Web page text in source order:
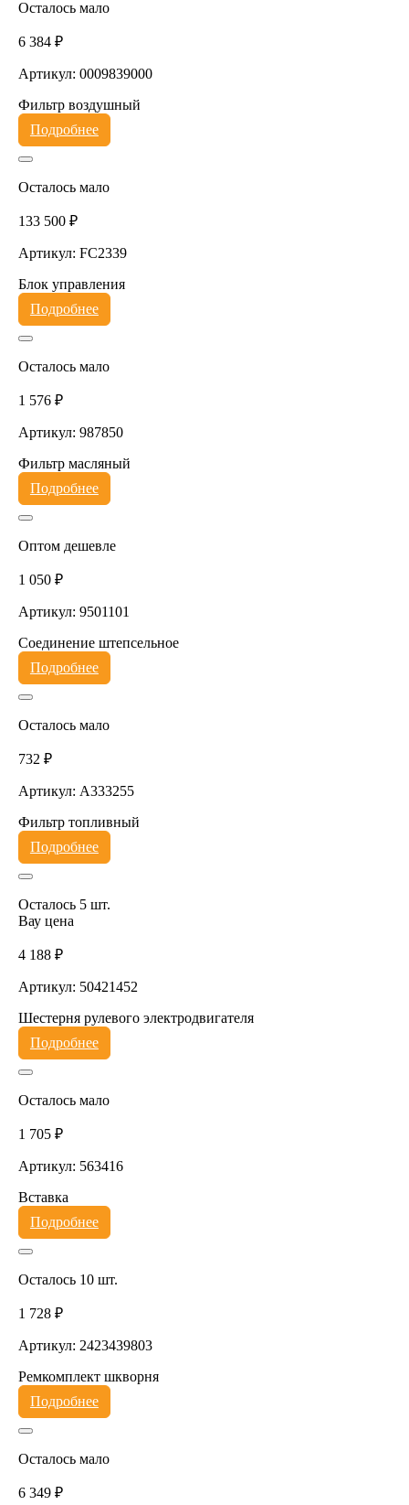
Осталось мало
6 384 ₽
Артикул: 0009839000
Фильтр воздушный
Подробнее
Осталось мало
133 500 ₽
Артикул: FC2339
Блок управления
Подробнее
Осталось мало
1 576 ₽
Артикул: 987850
Фильтр масляный
Подробнее
Оптом дешевле
1 050 ₽
Артикул: 9501101
Соединение штепсельное
Подробнее
Осталось мало
732 ₽
Артикул: A333255
Фильтр топливный
Подробнее
Осталось 5 шт.
Вау цена
4 188 ₽
Артикул: 50421452
Шестерня рулевого электродвигателя
Подробнее
Осталось мало
1 705 ₽
Артикул: 563416
Вставка
Подробнее
Осталось 10 шт.
1 728 ₽
Артикул: 2423439803
Ремкомплект шкворня
Подробнее
Осталось мало
6 349 ₽